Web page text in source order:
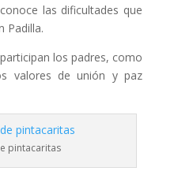
las dificultades que
Padilla.
los padres, como
valores de unión y paz
pintacaritas